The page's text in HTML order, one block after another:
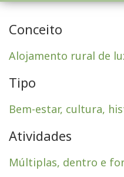
Conceito
Alojamento rural de
Tipo
Bem-estar, cultura,
Atividades
Múltiplas, dentro e